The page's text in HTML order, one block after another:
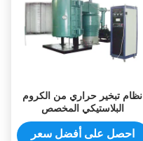
نظام تبخير حراري من الكروم
البلاستيكي المخصص
احصل على أفضل سعر